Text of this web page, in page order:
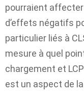
pourraient
d’effets négatifs
particulier liés à
mesure à quel
chargement et
est un aspect de